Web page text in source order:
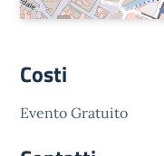
Costi
Evento Gratuito